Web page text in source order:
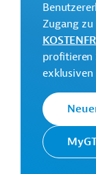
Pakistan:
Pakistan:
Pakistan:
Pakistan:
Zugang zu
profitieren
exklusiven